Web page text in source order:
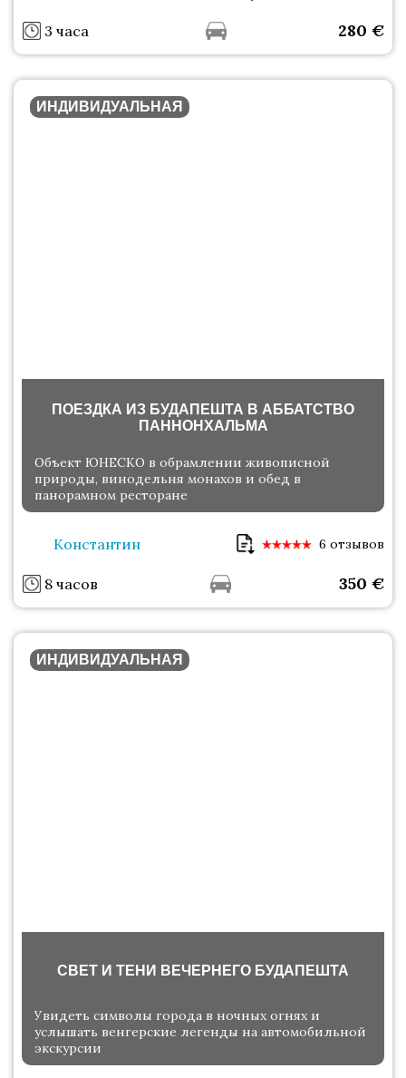
3 часа 280 €
ИНДИВИДУАЛЬНАЯ
ПОЕЗДКА ИЗ БУДАПЕШТА В АББАТСТВО
ПАННОНХАЛЬМА
Объект ЮНЕСКО в обрамлении живописной
природы, винодельня монахов и обед в
панорамном ресторане
Константин 6 отзывов
8 часов 350 €
ИНДИВИДУАЛЬНАЯ
СВЕТ И ТЕНИ ВЕЧЕРНЕГО БУДАПЕШТА
Увидеть символы города в ночных огнях и
услышать венгерские легенды на автомобильной
экскурсии